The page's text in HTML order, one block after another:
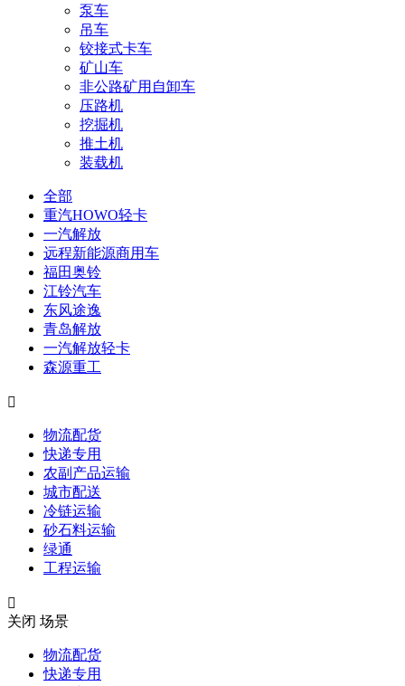
泵车
吊车
铰接式卡车
矿山车
非公路矿用自卸车
压路机
挖掘机
推土机
装载机
全部
重汽HOWO轻卡
一汽解放
远程新能源商用车
福田奥铃
江铃汽车
东风途逸
青岛解放
一汽解放轻卡
森源重工

物流配货
快递专用
农副产品运输
城市配送
冷链运输
砂石料运输
绿通
工程运输

关闭 场景
物流配货
快递专用